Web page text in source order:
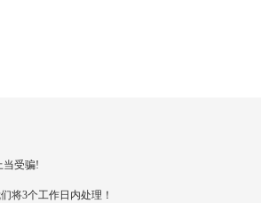
当受骗!
将3个工作日内处理！